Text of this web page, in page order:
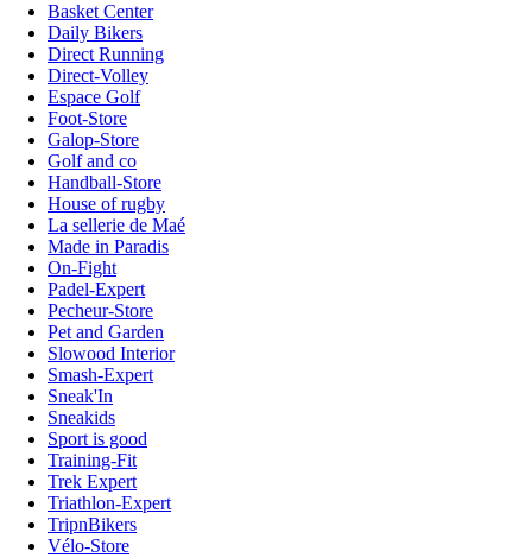
Basket Center
Daily Bikers
Direct Running
Direct-Volley
Espace Golf
Foot-Store
Galop-Store
Golf and co
Handball-Store
House of rugby
La sellerie de Maé
Made in Paradis
On-Fight
Padel-Expert
Pecheur-Store
Pet and Garden
Slowood Interior
Smash-Expert
Sneak'In
Sneakids
Sport is good
Training-Fit
Trek Expert
Triathlon-Expert
TripnBikers
Vélo-Store